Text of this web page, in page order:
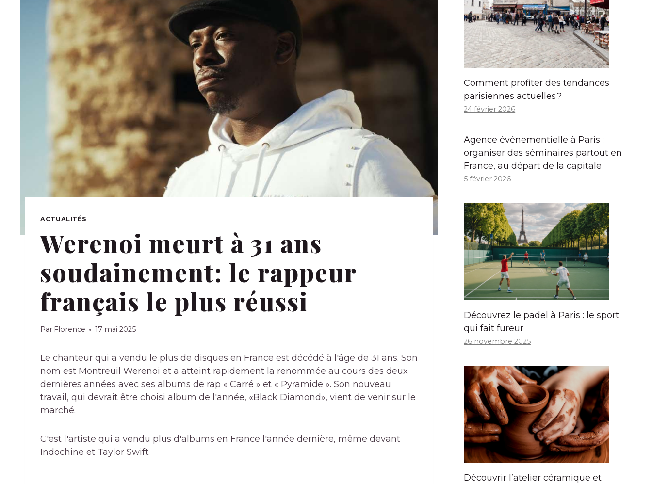
ACTUALITÉS
Werenoi meurt à 31 ans
soudainement: le rappeur
français le plus réussi
Par Florence 17 mai 2025
Le chanteur qui a vendu le plus de disques en France est décédé à l'âge de 31 ans. Son
nom est Montreuil Werenoi et a atteint rapidement la renommée au cours des deux
dernières années avec ses albums de rap « Carré » et « Pyramide ». Son nouveau
travail, qui devrait être choisi album de l'année, «Black Diamond», vient de venir sur le
marché.
C'est l'artiste qui a vendu plus d'albums en France l'année dernière, même devant
Indochine et Taylor Swift.
Comment profiter des tendances
parisiennes actuelles ?
24 février 2026
Agence événementielle à Paris :
organiser des séminaires partout en
France, au départ de la capitale
5 février 2026
Découvrez le padel à Paris : le sport
qui fait fureur
26 novembre 2025
Découvrir l’atelier céramique et